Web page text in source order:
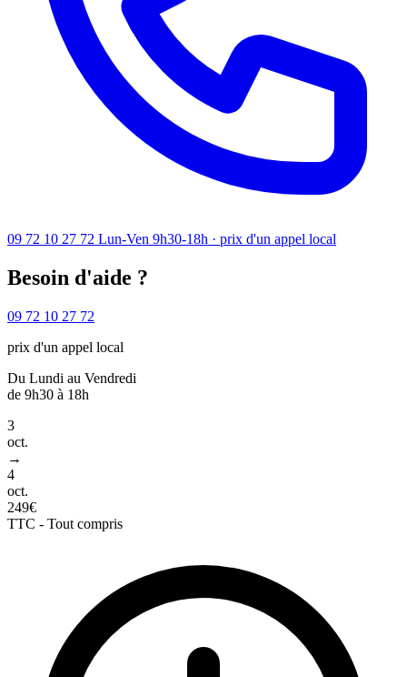
09 72 10 27 72 Lun-Ven 9h30-18h · prix d'un appel local
Besoin d'aide ?
09 72 10 27 72
prix d'un appel local
Du Lundi au Vendredi
de 9h30 à 18h
3
oct.
→
4
oct.
249€
TTC - Tout compris